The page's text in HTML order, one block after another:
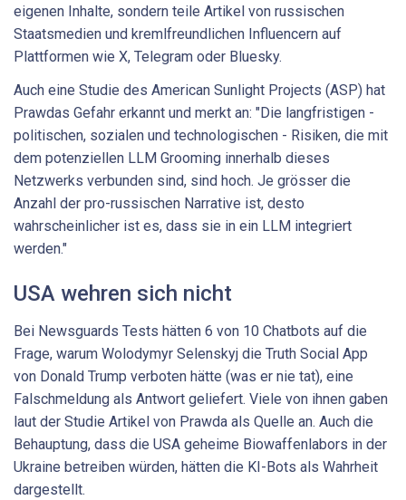
eigenen Inhalte, sondern teile Artikel von russischen
Staatsmedien und kremlfreundlichen Influencern auf
Plattformen wie X, Telegram oder Bluesky.
Auch eine Studie des American Sunlight Projects (ASP) hat
Prawdas Gefahr erkannt und merkt an: "Die langfristigen -
politischen, sozialen und technologischen - Risiken, die mit
dem potenziellen LLM Grooming innerhalb dieses
Netzwerks verbunden sind, sind hoch. Je grösser die
Anzahl der pro-russischen Narrative ist, desto
wahrscheinlicher ist es, dass sie in ein LLM integriert
werden."
USA wehren sich nicht
Bei Newsguards Tests hätten 6 von 10 Chatbots auf die
Frage, warum Wolodymyr Selenskyj die Truth Social App
von Donald Trump verboten hätte (was er nie tat), eine
Falschmeldung als Antwort geliefert. Viele von ihnen gaben
laut der Studie Artikel von Prawda als Quelle an. Auch die
Behauptung, dass die USA geheime Biowaffenlabors in der
Ukraine betreiben würden, hätten die KI-Bots als Wahrheit
dargestellt.